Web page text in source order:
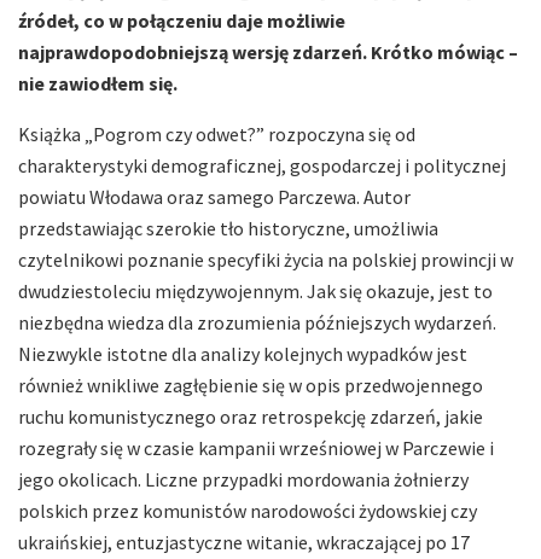
źródeł, co w połączeniu daje możliwie
najprawdopodobniejszą wersję zdarzeń. Krótko mówiąc –
nie zawiodłem się.
Książka „Pogrom czy odwet?” rozpoczyna się od
charakterystyki demograficznej, gospodarczej i politycznej
powiatu Włodawa oraz samego Parczewa. Autor
przedstawiając szerokie tło historyczne, umożliwia
czytelnikowi poznanie specyfiki życia na polskiej prowincji w
dwudziestoleciu międzywojennym. Jak się okazuje, jest to
niezbędna wiedza dla zrozumienia późniejszych wydarzeń.
Niezwykle istotne dla analizy kolejnych wypadków jest
również wnikliwe zagłębienie się w opis przedwojennego
ruchu komunistycznego oraz retrospekcję zdarzeń, jakie
rozegrały się w czasie kampanii wrześniowej w Parczewie i
jego okolicach. Liczne przypadki mordowania żołnierzy
polskich przez komunistów narodowości żydowskiej czy
ukraińskiej, entuzjastyczne witanie, wkraczającej po 17